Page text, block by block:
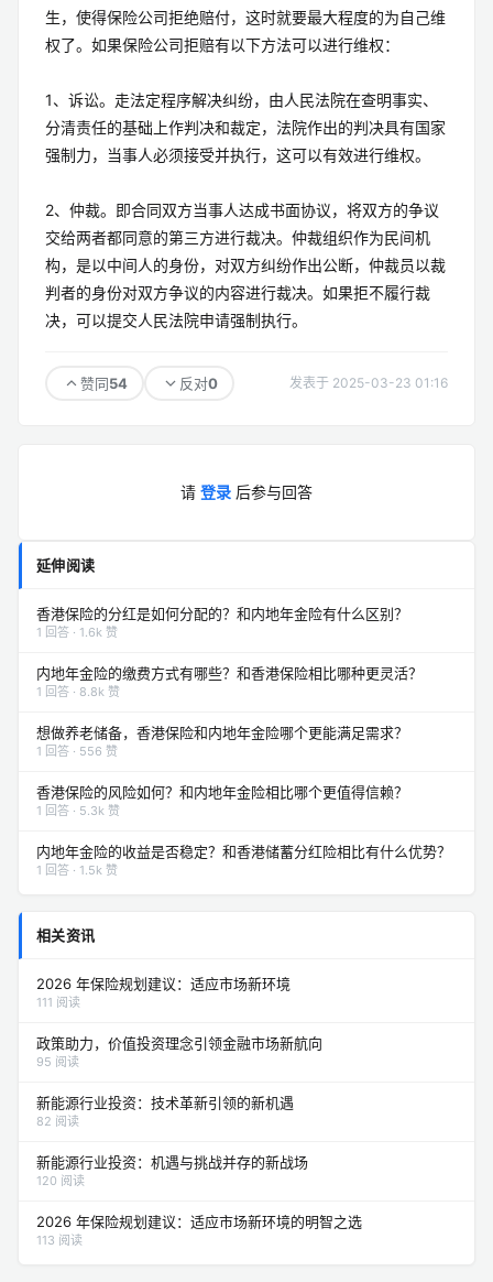
生，使得保险公司拒绝赔付，这时就要最大程度的为自己维
权了。如果保险公司拒赔有以下方法可以进行维权：
1、诉讼。走法定程序解决纠纷，由人民法院在查明事实、
分清责任的基础上作判决和裁定，法院作出的判决具有国家
强制力，当事人必须接受并执行，这可以有效进行维权。
2、仲裁。即合同双方当事人达成书面协议，将双方的争议
交给两者都同意的第三方进行裁决。仲裁组织作为民间机
构，是以中间人的身份，对双方纠纷作出公断，仲裁员以裁
判者的身份对双方争议的内容进行裁决。如果拒不履行裁
决，可以提交人民法院申请强制执行。
赞同54 反对0 发表于 2025-03-23 01:16
请 登录 后参与回答
延伸阅读
香港保险的分红是如何分配的？和内地年金险有什么区别？
1 回答 · 1.6k 赞
内地年金险的缴费方式有哪些？和香港保险相比哪种更灵活？
1 回答 · 8.8k 赞
想做养老储备，香港保险和内地年金险哪个更能满足需求？
1 回答 · 556 赞
香港保险的风险如何？和内地年金险相比哪个更值得信赖？
1 回答 · 5.3k 赞
内地年金险的收益是否稳定？和香港储蓄分红险相比有什么优势？
1 回答 · 1.5k 赞
相关资讯
2026 年保险规划建议：适应市场新环境
111 阅读
政策助力，价值投资理念引领金融市场新航向
95 阅读
新能源行业投资：技术革新引领的新机遇
82 阅读
新能源行业投资：机遇与挑战并存的新战场
120 阅读
2026 年保险规划建议：适应市场新环境的明智之选
113 阅读